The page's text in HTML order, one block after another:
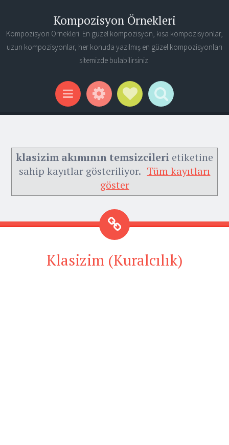
Kompozisyon Örnekleri
Kompozisyon Örnekleri. En güzel kompozisyon, kısa kompozisyonlar,
uzun kompozisyonlar, her konuda yazılmış en güzel kompozisyonları
sitemizde bulabilirsiniz.
Menu WidgetsSocial Links
Search
klasizim akımının temsizcileri etiketine
sahip kayıtlar gösteriliyor. Tüm kayıtları
göster
Klasizim (Kuralcılık)